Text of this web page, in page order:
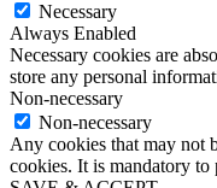
Necessary
Always Enabled
Necessary cookies are
store any personal
Non-necessary
Non-necessary
Any cookies that may not
cookies. It is mandatory to